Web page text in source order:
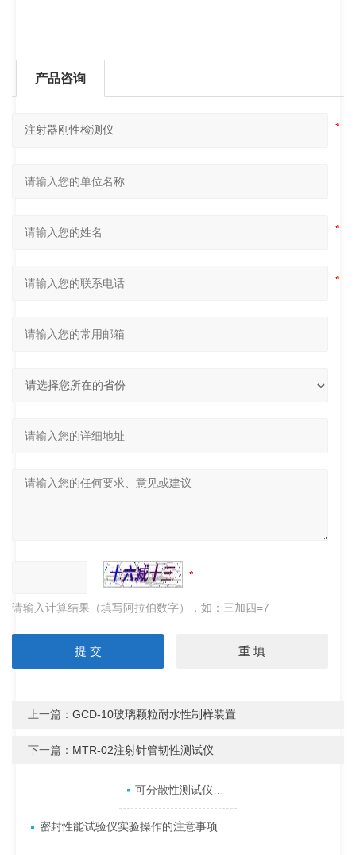
产品咨询
请输入计算结果（填写阿拉伯数字），如：三加四=7
上一篇：GCD-10玻璃颗粒耐水性制样装置
下一篇： MTR-02注射针管韧性测试仪
相关文章 可分散性测试仪选购关键技术条件
密封性能试验仪实验操作的注意事项